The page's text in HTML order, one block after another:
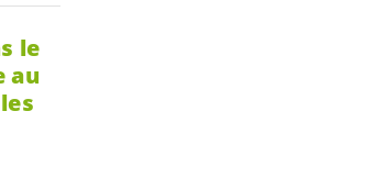
le
au